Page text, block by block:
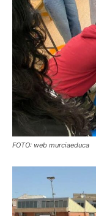
FOTO: web murciaeduca